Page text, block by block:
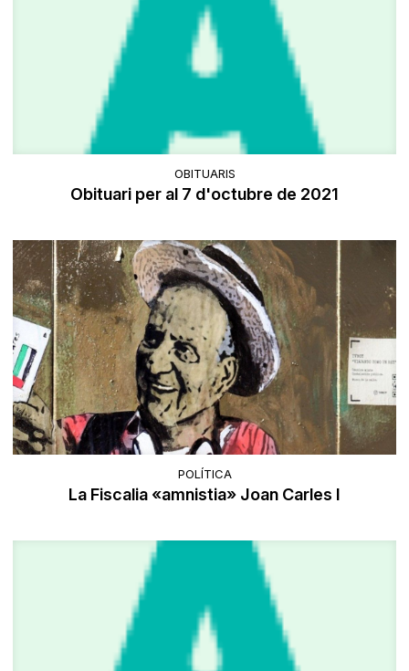
OBITUARIS
Obituari per al 7 d'octubre de 2021
POLÍTICA
La Fiscalia «amnistia» Joan Carles I